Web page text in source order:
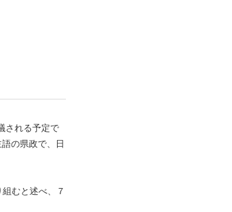
される予定で
の県政で、日
むと述べ、７